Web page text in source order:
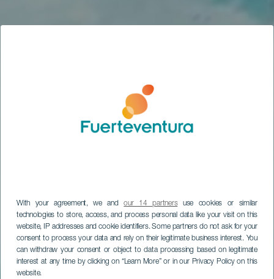
With your agreement, we andour 14 partnersuse cookies or similar
technologies to store, access, and process personal data like your visit on this
website, IP addresses and cookie identifiers. Some partners do not ask for your
consent to process your data and rely on their legitimate business interest. You
can withdraw your consent or object to data processing based on legitimate
interest at any time by clicking on “Learn More” or in our Privacy Policy on this
website.